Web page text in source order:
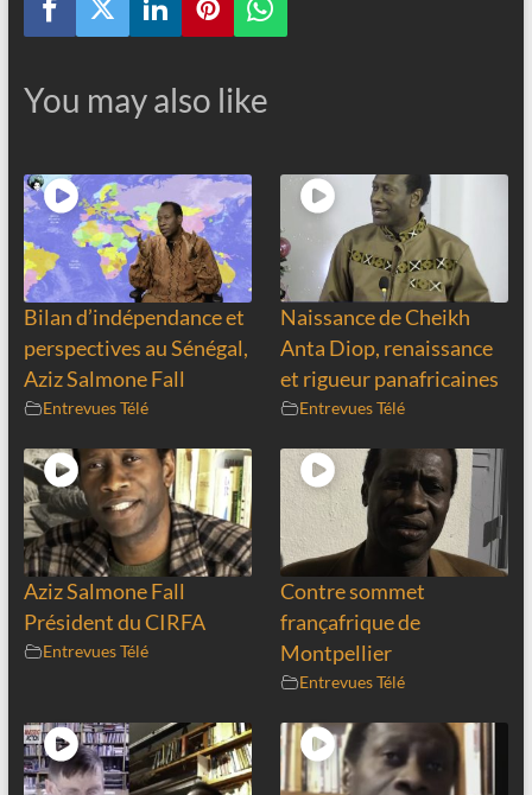
You may also like
Bilan d’indépendance et
perspectives au Sénégal,
Aziz Salmone Fall
Entrevues Télé
Naissance de Cheikh
Anta Diop, renaissance
et rigueur panafricaines
Entrevues Télé
Aziz Salmone Fall
Président du CIRFA
Entrevues Télé
Contre sommet
françafrique de
Montpellier
Entrevues Télé